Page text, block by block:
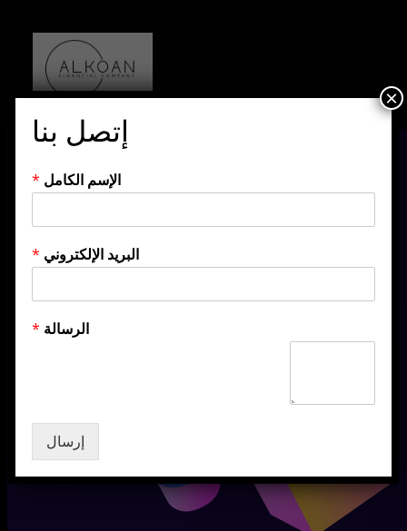
إتصل بنا
الإسم الكامل *
البريد الإلكتروني *
الرسالة *
إرسال
×